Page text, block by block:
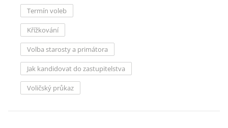
Termín voleb
Křížkování
Volba starosty a primátora
Jak kandidovat do zastupitelstva
Voličský průkaz